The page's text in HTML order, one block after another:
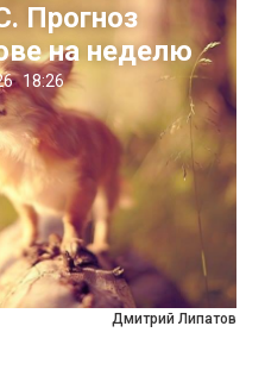
Дмитрий Липатов
Прогноз
на неделю
18:26